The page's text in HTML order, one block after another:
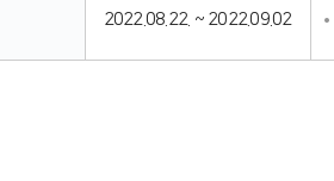
2022.08.22. ~ 2022.09.02